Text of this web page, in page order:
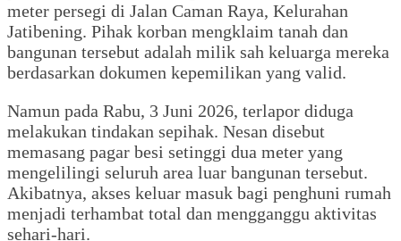
meter persegi di Jalan Caman Raya, Kelurahan
Jatibening. Pihak korban mengklaim tanah dan
bangunan tersebut adalah milik sah keluarga mereka
berdasarkan dokumen kepemilikan yang valid.
Namun pada Rabu, 3 Juni 2026, terlapor diduga
melakukan tindakan sepihak. Nesan disebut
memasang pagar besi setinggi dua meter yang
mengelilingi seluruh area luar bangunan tersebut.
Akibatnya, akses keluar masuk bagi penghuni rumah
menjadi terhambat total dan mengganggu aktivitas
sehari-hari.